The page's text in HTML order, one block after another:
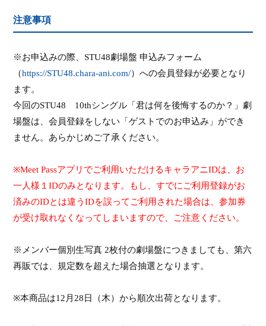
注意事項
※お申込みの際、 STU48劇場盤 申込みフォーム
（https://STU48.chara-ani.com/）への会員登録が必要となり
ます。
今回のSTU48 10thシングル「君は何を後悔するのか？」劇
場盤は、会員登録をしない「ゲストでのお申込み」ができ
ません。あらかじめご了承ください。
※Meet Passアプリでご利用いただけるキャラアニIDは、お
一人様１IDのみとなります。もし、すでにご利用登録がお
済みのIDとは違うIDを誤ってご利用された場合は、参加券
が受け取れなくなってしまいますので、ご注意ください。
※ メンバー個別生写真 2枚付の劇場盤につきましても、第六
再販では、規定数を超えた場合抽選となります。
※本商品は12 月 28 日（木）から順次出荷となります。